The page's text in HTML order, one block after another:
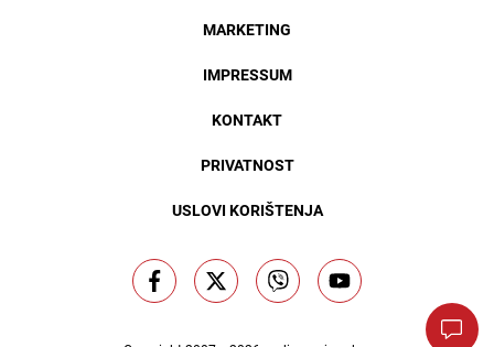
MARKETING
IMPRESSUM
KONTAKT
PRIVATNOST
USLOVI KORIŠTENJA